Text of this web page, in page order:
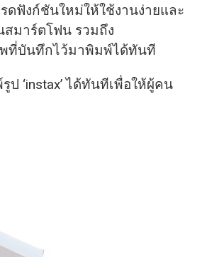
ดฟังก์ชันใหม่ให้ใช้งานง่ายและ
มาร์ตโฟน รวมถึง
พที่บันทึกไว้มาพิมพ์ได้ทันที
‘instax’ ได้ทันทีเพื่อให้ผู้คน